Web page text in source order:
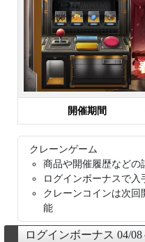
開催期間
クレーンゲーム
商品や開催履歴などの
ログインボーナスで入
クレーンコインは次
能
ログインボーナス 04/